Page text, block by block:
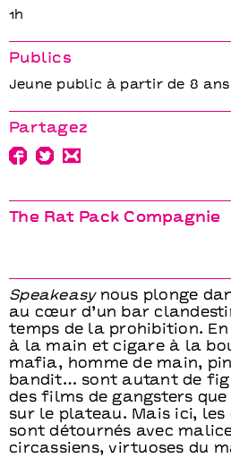
The Rat Pack Compagnie
Speakeasynous plonge
au cœur d’un bar
temps de la prohibition.
à la main et cigare à la
mafia, homme de main,
bandit… sont autant de
des films de gangsters
sur le plateau. Mais ici,
sont détournés avec
circassiens, virtuoses du
1h
Publics
Jeune public à partir de 8 ans
Partagez